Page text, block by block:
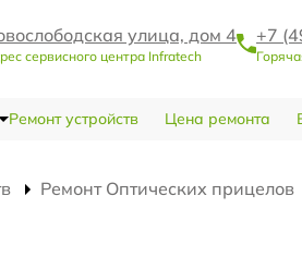
улица, дом 4
сервисного центра Infratech
+7
Ремонт устройств Цена ремонта
Ремонт Оптических прицелов